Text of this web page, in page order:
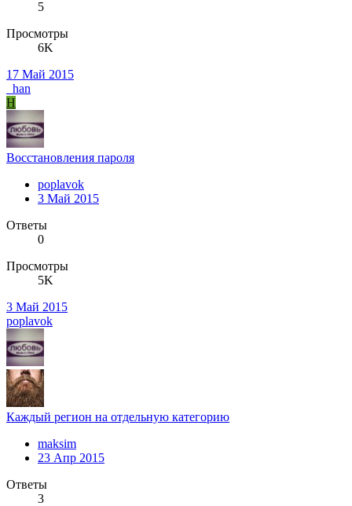
5
Просмотры
6K
17 Май 2015
_han
H
Восстановления пароля
poplavok
3 Май 2015
Ответы
0
Просмотры
5K
3 Май 2015
poplavok
Каждый регион на отдельную категорию
maksim
23 Апр 2015
Ответы
3